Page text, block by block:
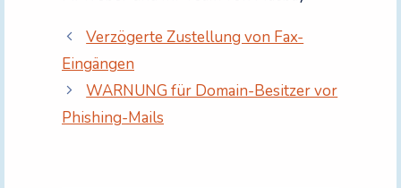
Verzögerte Zustellung von Fax-
Eingängen
WARNUNG für Domain-Besitzer vor
Phishing-Mails